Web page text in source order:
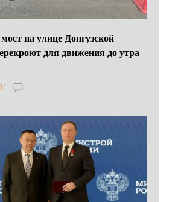
на улице Донгузской
для движения до утра